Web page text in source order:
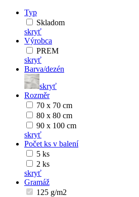
Typ
Skladom
skryť
Výrobca
PREM
skryť
Barva/dezén
skryť
Rozměr
70 x 70 cm
80 x 80 cm
90 x 100 cm
skryť
Počet ks v balení
5 ks
2 ks
skryť
Gramáž
125 g/m2